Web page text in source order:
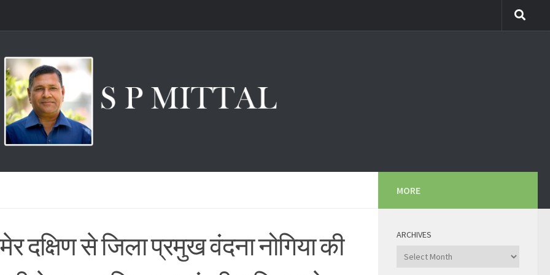
दक्षिण से जिला प्रमुख वंदना नोगिया की
MORE
ARCHIVES
Archives